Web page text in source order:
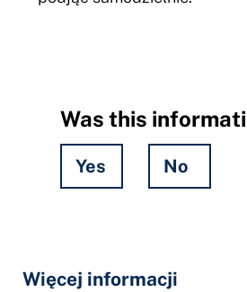
Was this
Yes No
Więcej informacji